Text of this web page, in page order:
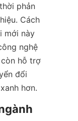
phản
Cách
mới này
nghệ
hỗ trợ
đổi
hơn.